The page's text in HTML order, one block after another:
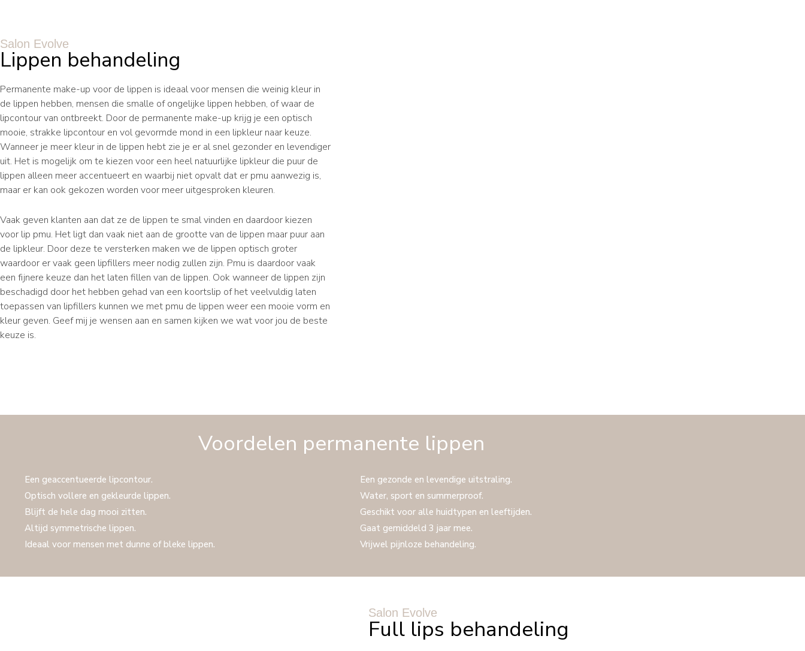
Salon Evolve
Lippen behandeling
Permanente make-up voor de lippen is ideaal voor mensen die weinig kleur in
de lippen hebben, mensen die smalle of ongelijke lippen hebben, of waar de
lipcontour van ontbreekt. Door de permanente make-up krijg je een optisch
mooie, strakke lipcontour en vol gevormde mond in een lipkleur naar keuze.
Wanneer je meer kleur in de lippen hebt zie je er al snel gezonder en levendiger
uit. Het is mogelijk om te kiezen voor een heel natuurlijke lipkleur die puur de
lippen alleen meer accentueert en waarbij niet opvalt dat er pmu aanwezig is,
maar er kan ook gekozen worden voor meer uitgesproken kleuren.
Vaak geven klanten aan dat ze de lippen te smal vinden en daardoor kiezen
voor lip pmu. Het ligt dan vaak niet aan de grootte van de lippen maar puur aan
de lipkleur. Door deze te versterken maken we de lippen optisch groter
waardoor er vaak geen lipfillers meer nodig zullen zijn. Pmu is daardoor vaak
een fijnere keuze dan het laten fillen van de lippen. Ook wanneer de lippen zijn
beschadigd door het hebben gehad van een koortslip of het veelvuldig laten
toepassen van lipfillers kunnen we met pmu de lippen weer een mooie vorm en
kleur geven. Geef mij je wensen aan en samen kijken we wat voor jou de beste
keuze is.
Voordelen permanente lippen
Een geaccentueerde lipcontour.
Optisch vollere en gekleurde lippen.
Blijft de hele dag mooi zitten.
Altijd symmetrische lippen.
Ideaal voor mensen met dunne of bleke lippen.
Een gezonde en levendige uitstraling.
Water, sport en summerproof.
Geschikt voor alle huidtypen en leeftijden.
Gaat gemiddeld 3 jaar mee.
Vrijwel pijnloze behandeling.
Salon Evolve
Full lips behandeling